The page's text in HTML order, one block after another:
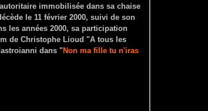
immobilisée dans sa chaise
le 11 février 2000, suivi de son
les années 2000, sa participation
de Christophe Lioud "A tous les
dans "Non ma fille tu n'iras